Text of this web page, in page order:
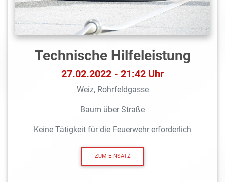
Technische Hilfeleistung
27.02.2022 - 21:42 Uhr
Weiz, Rohrfeldgasse
Baum über Straße
Keine Tätigkeit für die Feuerwehr erforderlich
ZUM EINSATZ